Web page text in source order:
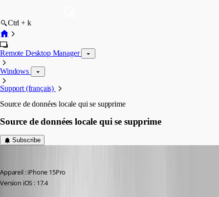
Ctrl + k
Remote Desktop Manager
Windows
Support (français)
Source de données locale qui se supprime
Source de données locale qui se supprime
Subscribe
Appareil : iPhone 15Pro
Version iOS : 17.4